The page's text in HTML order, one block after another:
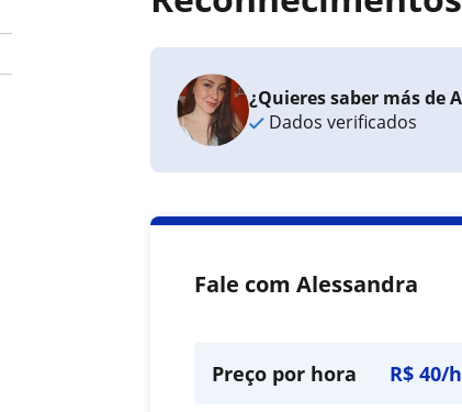
¿Quieres saber más de
Dados verificados
Fale com Alessandra
Preço por hora R$ 40/h